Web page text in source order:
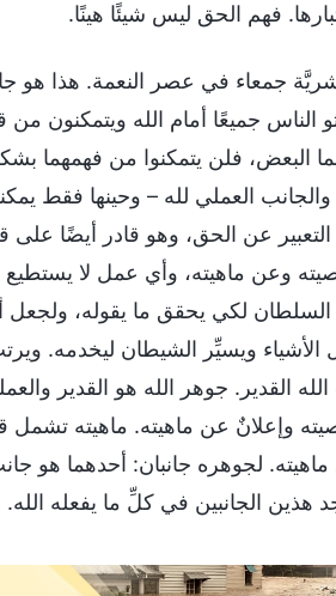
فهم الحق ليس شيئًا هينًا.
جمعاء في عصر النعمة. هذا هو
الناس جميعًا أمام الله ويتمكنون
البعض، فلن يتمكنوا من فهمهما
العملي لله – وحينها فقط
عن الحق، وهو قادر أيضًا على
وعن ماهيته، وأي عمل لا يستطيع
السلطان لكي يحقق ما يقوله، ولجعل
ويسيِّر الشيطان ليخدمه.
القدير. جوهر الله هو القدير
وإعلانٌ عن ماهيته. ماهيته تشمل
لجوهره جانبان: أحدهما هو
هذين الجانبين في كلِّ ما يفعله